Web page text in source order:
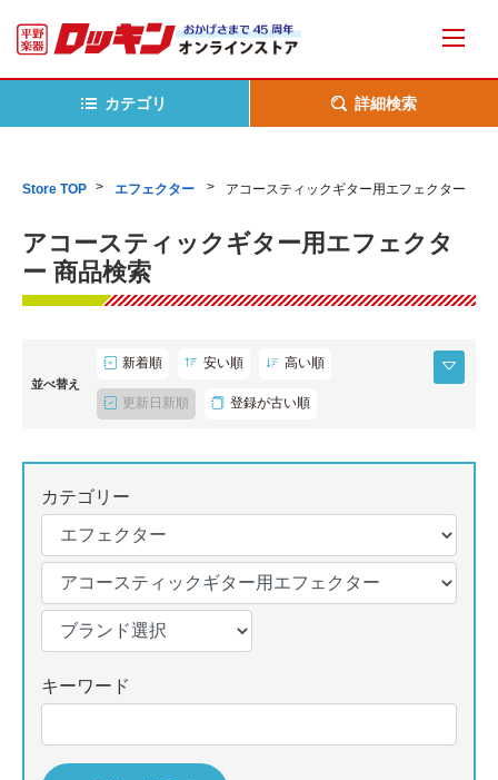
カテゴリ 詳細検索
Store TOP エフェクター アコースティックギター用エフェクター
アコースティックギター用エフェクタ
ー 商品検索
並べ替え
新着順 安い順 高い順
更新日新順 登録が古い順
カテゴリー
キーワード